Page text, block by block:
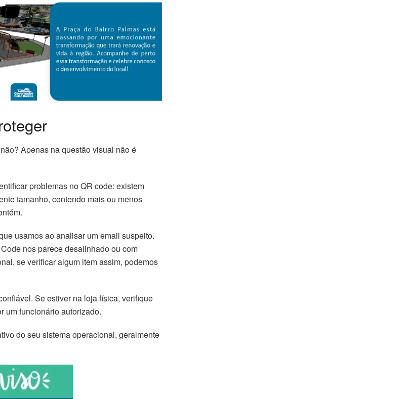
Apenas na questão visual não é
problemas no QR code: existem
tamanho, contendo mais ou menos
usamos ao analisar um email suspeito.
nos parece desalinhado ou com
se verificar algum item assim, podemos
Se estiver na loja física, verifique
um funcionário autorizado.
do seu sistema operacional, geralmente